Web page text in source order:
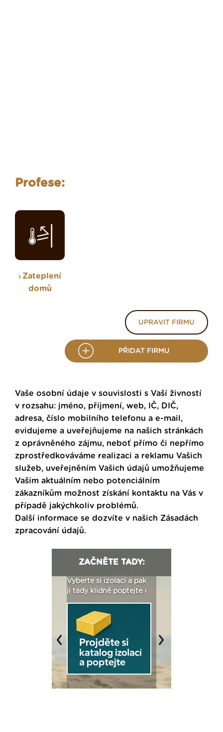
Profese:
Zateplení
domů
UPRAVIT FIRMU
PŘIDAT FIRMU
Vaše osobní údaje v souvislosti s Vaší živností
v rozsahu: jméno, příjmení, web, IČ, DIČ,
adresa, číslo mobilního telefonu a e-mail,
evidujeme a uveřejňujeme na našich stránkách
z oprávněného zájmu, neboť přímo či nepřímo
zprostředkováváme realizaci a reklamu Vašich
služeb, uveřejněním Vašich údajů umožňujeme
Vašim aktuálním nebo potenciálním
zákazníkům možnost získání kontaktu na Vás v
případě jakýchkoliv problémů.
Další informace se dozvíte v našich Zásadách
zpracování údajů.
ZAČNĚTE TADY:
Vyberte si izolaci a pak
ji tady klidně poptejte ›
Previous Next